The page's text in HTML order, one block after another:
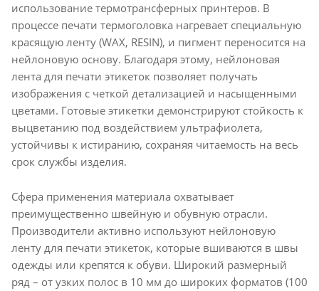
использование термотрансферных принтеров. В
процессе печати термоголовка нагревает специальную
красящую ленту (WAX, RESIN), и пигмент переносится на
нейлоновую основу. Благодаря этому, нейлоновая
лента для печати этикеток позволяет получать
изображения с четкой детализацией и насыщенными
цветами. Готовые этикетки демонстрируют стойкость к
выцветанию под воздействием ультрафиолета,
устойчивы к истиранию, сохраняя читаемость на весь
срок службы изделия.
Сфера применения материала охватывает
преимущественно швейную и обувную отрасли.
Производители активно используют нейлоновую
ленту для печати этикеток, которые вшиваются в швы
одежды или крепятся к обуви. Широкий размерный
ряд – от узких полос в 10 мм до широких форматов (100